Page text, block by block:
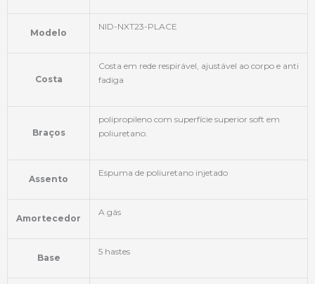
Modelo
NID-NXT23-PLACE
Costa
Costa em rede respirável, ajustável ao corpo e anti
fadiga
Braços
polipropileno com superfície superior soft em
poliuretano.
Assento
Espuma de poliuretano injetado
Amortecedor
A gás
Base
5 hastes